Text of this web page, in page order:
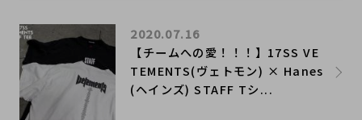
​【チームへの愛！！！】17SS VE
TEMENTS(ヴェトモン) × Hanes
(ヘインズ) STAFF Tシ...
2020.07.16